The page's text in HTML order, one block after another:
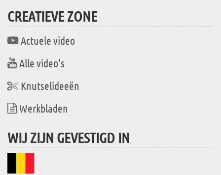
CREATIEVE ZONE
Actuele video
Alle video's
Knutselideeën
Werkbladen
WIJ ZIJN GEVESTIGD IN